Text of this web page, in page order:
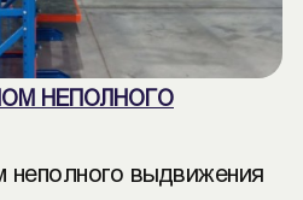
НЕПОЛНОГО
неполного выдвижения